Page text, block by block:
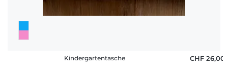
Kindergartentasche CHF 26,00